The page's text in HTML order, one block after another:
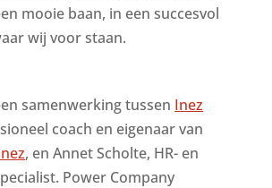
mooie baan, in een succesvol
wij voor staan.
samenwerking tussen Inez
coach en eigenaar van
, en Annet Scholte, HR- en
Power Company